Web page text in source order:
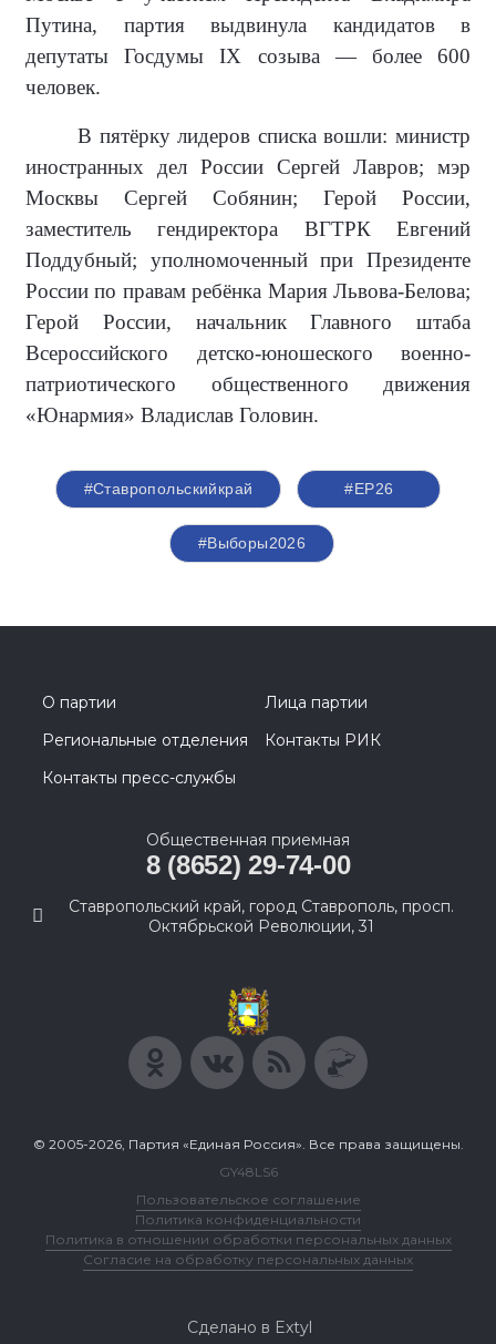
Путина, партия выдвинула кандидатов в
депутаты Госдумы IX созыва — более 600
человек.
В пятёрку лидеров списка вошли: министр
иностранных дел России Сергей Лавров; мэр
Москвы Сергей Собянин; Герой России,
заместитель гендиректора ВГТРК Евгений
Поддубный; уполномоченный при Президенте
России по правам ребёнка Мария Львова-Белова;
Герой России, начальник Главного штаба
Всероссийского детско-юношеского военно-
патриотического общественного движения
«Юнармия» Владислав Головин.
#Ставропольскийкрай #ЕР26
#Выборы2026
О партии
Лица партии
Региональные отделения
Контакты РИК
Контакты пресс-службы
Общественная приемная
8 (8652) 29-74-00
Ставропольский край, город Ставрополь, просп.
Октябрьской Революции, 31
© 2005-2026, Партия «Единая Россия». Все права защищены.
GY48LS6
Пользовательское соглашение
Политика конфиденциальности
Политика в отношении обработки персональных данных
Согласие на обработку персональных данных
Сделано в Extyl